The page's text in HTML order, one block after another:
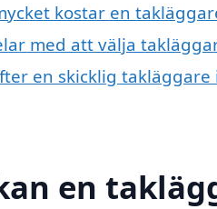
kostar en
med att välja
en skicklig
en